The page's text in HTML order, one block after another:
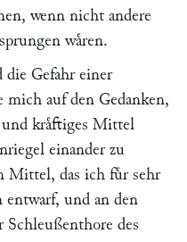
wenn nicht andere
waͤren.
die Gefahr einer
mich auf den Gedanken,
und kraͤftiges Mittel
einander zu
Mittel, das ich fuͤr sehr
entwarf, und an den
Schleußenthore des